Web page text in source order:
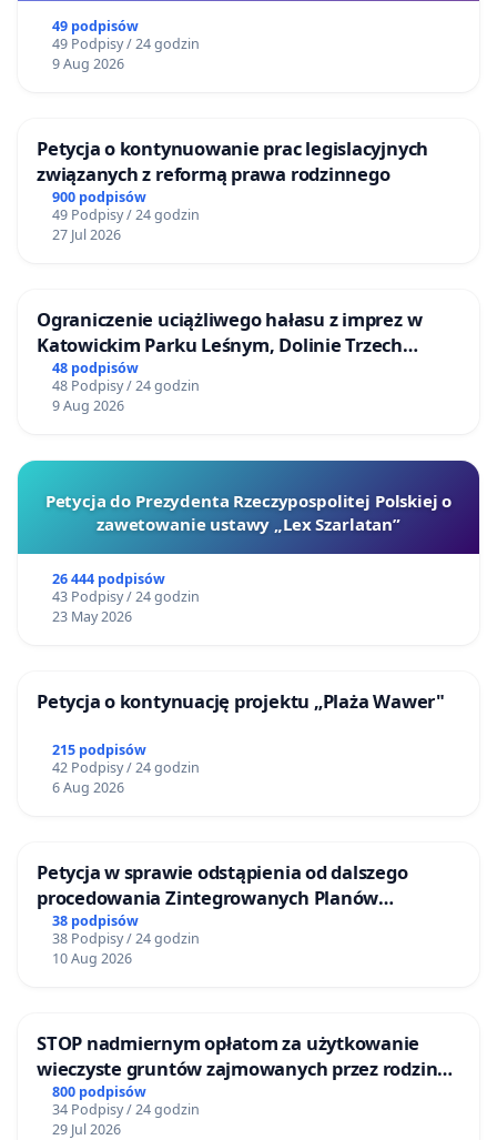
49 podpisów
49 Podpisy / 24 godzin
9 Aug 2026
Petycja o kontynuowanie prac legislacyjnych
związanych z reformą prawa rodzinnego
900 podpisów
49 Podpisy / 24 godzin
27 Jul 2026
Ograniczenie uciążliwego hałasu z imprez w
Katowickim Parku Leśnym, Dolinie Trzech
Stawów i na Lotnisku Muchowiec
48 podpisów
48 Podpisy / 24 godzin
9 Aug 2026
Petycja do Prezydenta Rzeczypospolitej Polskiej o
zawetowanie ustawy „Lex Szarlatan”
26 444 podpisów
43 Podpisy / 24 godzin
23 May 2026
Petycja o kontynuację projektu „Plaża Wawer"
215 podpisów
42 Podpisy / 24 godzin
6 Aug 2026
Petycja w sprawie odstąpienia od dalszego
procedowania Zintegrowanych Planów
Inwestycyjnych „Myślenice – Barnasiówka” oraz
„Myślenice – Bukówka”
38 podpisów
38 Podpisy / 24 godzin
10 Aug 2026
STOP nadmiernym opłatom za użytkowanie
wieczyste gruntów zajmowanych przez rodzinne
ogrody działkowe.
800 podpisów
34 Podpisy / 24 godzin
29 Jul 2026